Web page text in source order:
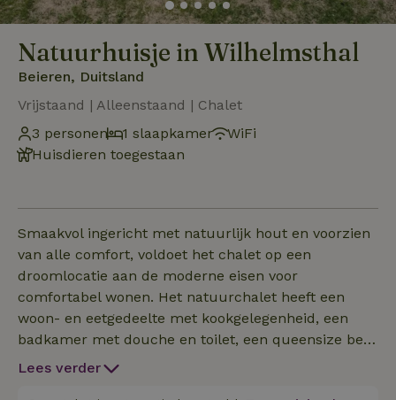
Natuurhuisje in Wilhelmsthal
Beieren, Duitsland
Vrijstaand | Alleenstaand | Chalet
3 personen
1 slaapkamer
WiFi
Huisdieren toegestaan
Smaakvol ingericht met natuurlijk hout en voorzien
van alle comfort, voldoet het chalet op een
droomlocatie aan de moderne eisen voor
comfortabel wonen. Het natuurchalet heeft een
woon- en eetgedeelte met kookgelegenheid, een
badkamer met douche en toilet, een queensize bed
en een slaapbank. Op het terras kunt u genieten van
Lees verder